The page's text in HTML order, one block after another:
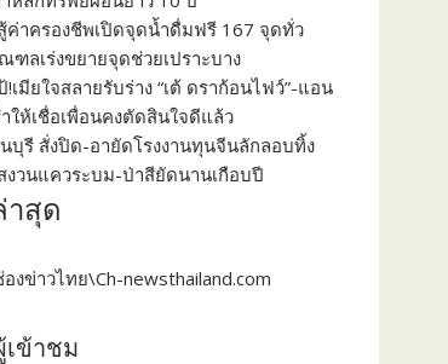
ค่าครองชีพเปิดจุดน้ำดื่มฟรี 167 จุดทั่ว
ฑลเร่งขยายจุดช่วยเปราะบาง
!เมียใจสลายรับร่าง “เต้ ดราก้อนไฟว์”-แอน
ให้เชื่อเพื่อนคงตัดสินใจดีแล้ว
บุรี สั่งปิด-อายัดโรงงานทุนจีนลักลอบทิ้ง
วนแควระบม-ป่าสียัดนานเกือบปี
สุด
งข่าวไทย\Ch-newsthailand.com
ข้าชม